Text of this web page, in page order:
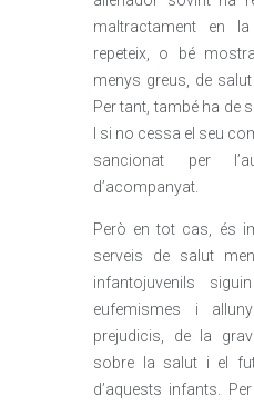
maltractament en
repeteix, o bé
menys greus, de
Per tant, també ha de
I si no cessa el seu
sancionat per
d’acompanyat.
Però en tot cas, és
serveis de salut
infantojuvenils
eufemismes i
prejudicis, de la
sobre la salut i el
d’aquests infants.